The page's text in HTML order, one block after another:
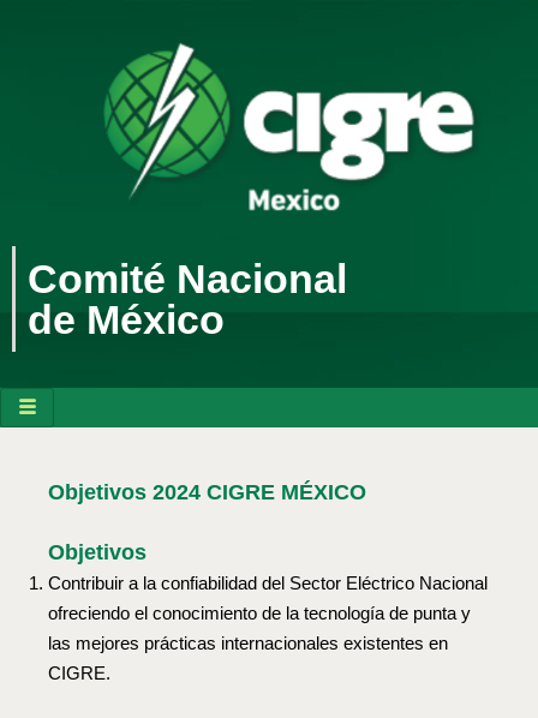
Comité Nacional
de México
Objetivos 2024 CIGRE MÉXICO
Objetivos
Contribuir a la confiabilidad del Sector Eléctrico Nacional
ofreciendo el conocimiento de la tecnología de punta y
las mejores prácticas internacionales existentes en
CIGRE.